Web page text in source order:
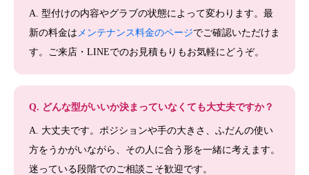
A. 型付けの内容やグラブの状態によって変わります。最
新の料金は メンテナンス料金のページでご確認いただけま
す。ご来店・LINEでのお見積もりもお気軽にどうぞ。
Q. どんな型がいいか決まっていなくても大丈夫ですか？
A. 大丈夫です。ポジションや手の大きさ、ふだんの使い
方をうかがいながら、その人に合う形を一緒に考えます。
迷っている段階でのご相談こそ歓迎です。